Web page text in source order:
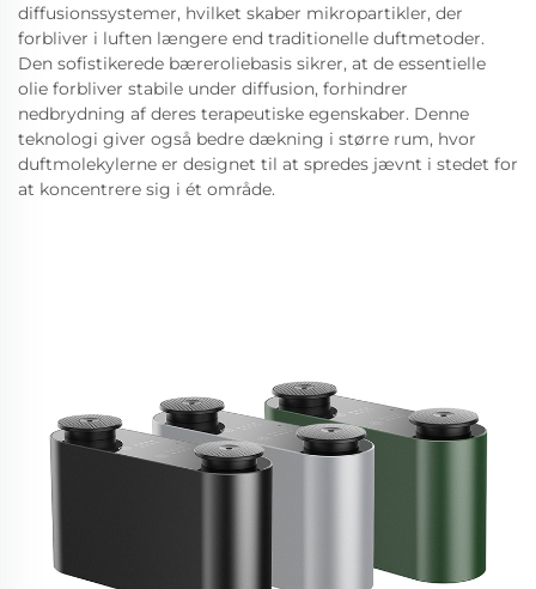
diffusionssystemer, hvilket skaber mikropartikler, der
forbliver i luften længere end traditionelle duftmetoder.
Den sofistikerede bæreroliebasis sikrer, at de essentielle
olie forbliver stabile under diffusion, forhindrer
nedbrydning af deres terapeutiske egenskaber. Denne
teknologi giver også bedre dækning i større rum, hvor
duftmolekylerne er designet til at spredes jævnt i stedet for
at koncentrere sig i ét område.